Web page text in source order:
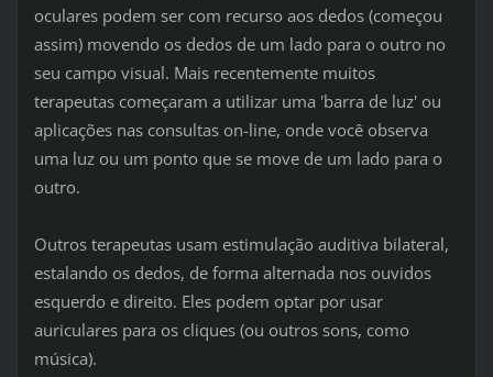
oculares podem ser com recurso aos dedos (começou
assim) movendo os dedos de um lado para o outro no
seu campo visual. Mais recentemente muitos
terapeutas começaram a utilizar uma 'barra de luz' ou
aplicações nas consultas on-line, onde você observa
uma luz ou um ponto que se move de um lado para o
outro.
Outros terapeutas usam estimulação auditiva bilateral,
estalando os dedos, de forma alternada nos ouvidos
esquerdo e direito. Eles podem optar por usar
auriculares para os cliques (ou outros sons, como
música).